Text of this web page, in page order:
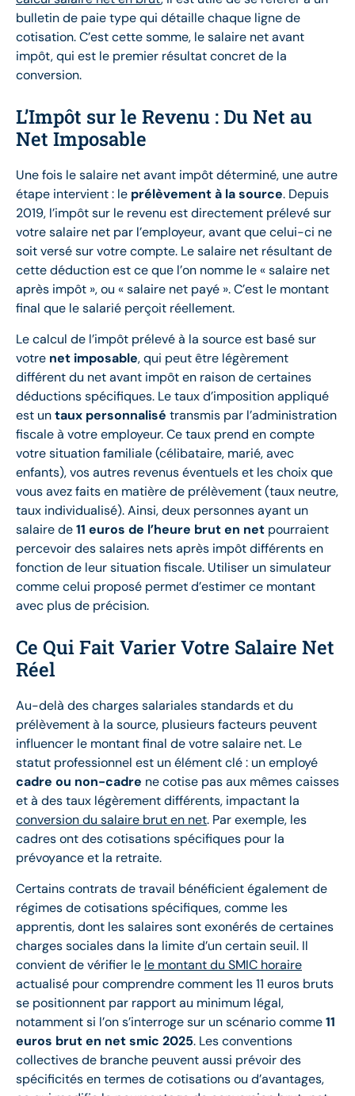
bulletin de paie type qui détaille chaque ligne de
cotisation. C’est cette somme, le salaire net avant
impôt, qui est le premier résultat concret de la
conversion.
L’Impôt sur le Revenu : Du Net au
Net Imposable
Une fois le salaire net avant impôt déterminé, une autre
étape intervient : le prélèvement à la source. Depuis
2019, l’impôt sur le revenu est directement prélevé sur
votre salaire net par l’employeur, avant que celui-ci ne
soit versé sur votre compte. Le salaire net résultant de
cette déduction est ce que l’on nomme le « salaire net
après impôt », ou « salaire net payé ». C’est le montant
final que le salarié perçoit réellement.
Le calcul de l’impôt prélevé à la source est basé sur
votre net imposable, qui peut être légèrement
différent du net avant impôt en raison de certaines
déductions spécifiques. Le taux d’imposition appliqué
est untaux personnalisé transmis par l’administration
fiscale à votre employeur. Ce taux prend en compte
votre situation familiale (célibataire, marié, avec
enfants), vos autres revenus éventuels et les choix que
vous avez faits en matière de prélèvement (taux neutre,
taux individualisé). Ainsi, deux personnes ayant un
salaire de11 euros de l’heure brut en net pourraient
percevoir des salaires nets après impôt différents en
fonction de leur situation fiscale. Utiliser un simulateur
comme celui proposé permet d’estimer ce montant
avec plus de précision.
Ce Qui Fait Varier Votre Salaire Net
Réel
Au-delà des charges salariales standards et du
prélèvement à la source, plusieurs facteurs peuvent
influencer le montant final de votre salaire net. Le
statut professionnel est un élément clé : un employé
cadre ou non-cadre ne cotise pas aux mêmes caisses
et à des taux légèrement différents, impactant la
conversion du salaire brut en net. Par exemple, les
cadres ont des cotisations spécifiques pour la
prévoyance et la retraite.
Certains contrats de travail bénéficient également de
régimes de cotisations spécifiques, comme les
apprentis, dont les salaires sont exonérés de certaines
charges sociales dans la limite d’un certain seuil. Il
convient de vérifier le le montant du SMIC horaire
actualisé pour comprendre comment les 11 euros bruts
se positionnent par rapport au minimum légal,
notamment si l’on s’interroge sur un scénario comme11
euros brut en net smic 2025. Les conventions
collectives de branche peuvent aussi prévoir des
spécificités en termes de cotisations ou d’avantages,